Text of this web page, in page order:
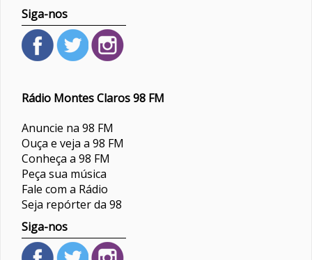
Siga-nos
Rádio Montes Claros 98 FM
Anuncie na 98 FM
Ouça e veja a 98 FM
Conheça a 98 FM
Peça sua música
Fale com a Rádio
Seja repórter da 98
Siga-nos